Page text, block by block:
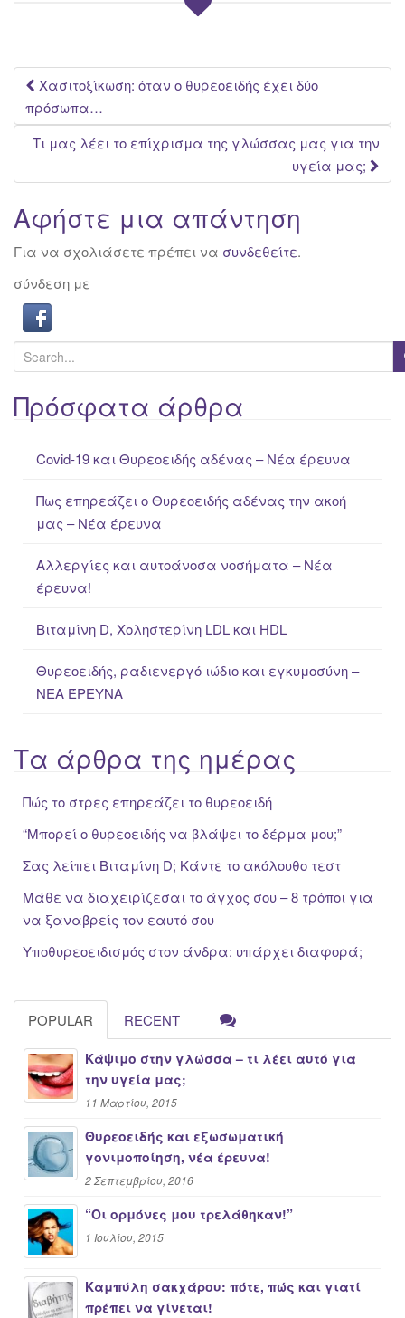
Post
navigation
Χασιτοξίκωση: όταν ο θυρεοειδής έχει δύο
πρόσωπα…
Τι μας λέει το επίχρισμα της γλώσσας μας για την
υγεία μας;
Αφήστε μια απάντηση
Για να σχολιάσετε πρέπει να συνδεθείτε.
σύνδεση με
e
a
rΠρόσφατα άρθρα
Covid-19 και Θυρεοειδής αδένας – Νέα έρευνα
Πως επηρεάζει ο Θυρεοειδής αδένας την ακοή
μας – Νέα έρευνα
Αλλεργίες και αυτοάνοσα νοσήματα – Νέα
έρευνα!
Βιταμίνη D, Χοληστερίνη LDL και HDL
Θυρεοειδής, ραδιενεργό ιώδιο και εγκυμοσύνη –
ΝΕΑ ΈΡΕΥΝΑ
Τα άρθρα της ημέρας
Πώς το στρες επηρεάζει το θυρεοειδή
“Μπορεί ο θυρεοειδής να βλάψει το δέρμα μου;”
Σας λείπει Βιταμίνη D; Κάντε το ακόλουθο τεστ
Μάθε να διαχειρίζεσαι το άγχος σου – 8 τρόποι για
να ξαναβρείς τον εαυτό σου
Υποθυρεοειδισμός στον άνδρα: υπάρχει διαφορά;
POPULAR RECENT
Κάψιμο στην γλώσσα – τι λέει αυτό για
την υγεία μας;
11 Μαρτίου, 2015
Θυρεοειδής και εξωσωματική
γονιμοποίηση, νέα έρευνα!
2 Σεπτεμβρίου, 2016
“Oι ορμόνες μου τρελάθηκαν!”
1 Ιουλίου, 2015
Καμπύλη σακχάρου: πότε, πώς και γιατί
πρέπει να γίνεται!